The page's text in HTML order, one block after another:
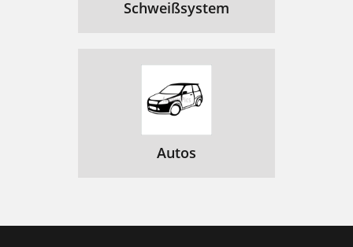
Schweißsystem
Autos